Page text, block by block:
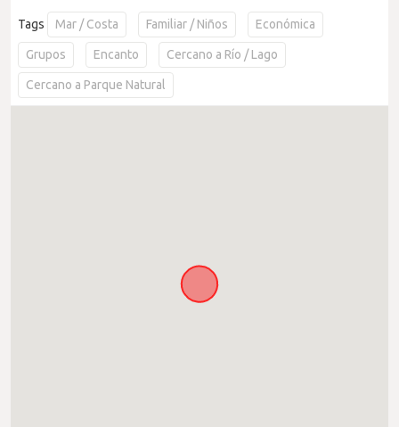
Tags Mar / Costa Familiar / Niños Económica
Grupos Encanto Cercano a Río / Lago
Cercano a Parque Natural